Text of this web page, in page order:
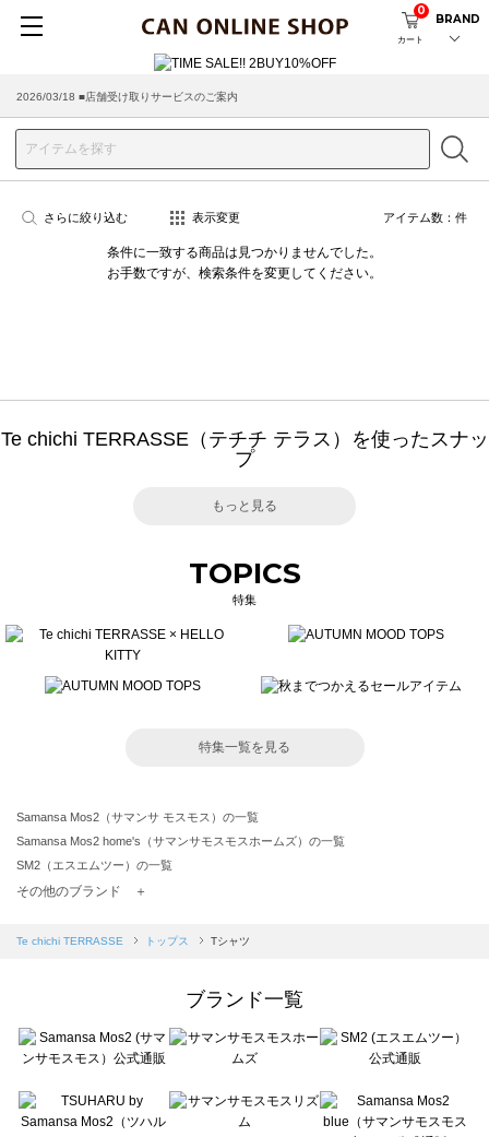
カート
0
BRAND
2026/03/18 ■店舗受け取りサービスのご案内
さらに絞り込む 表示変更 アイテム数： 件
条件に一致する商品は見つかりませんでした。
お手数ですが、検索条件を変更してください。
Te chichi TERRASSE（テチチ テラス）を使ったスナッ
プ
もっと見る
TOPICS
特集
特集一覧を見る
Samansa Mos2（サマンサ モスモス）の一覧
Samansa Mos2 home's（サマンサモスモスホームズ）の一覧
SM2（エスエムツー）の一覧
TSUHARU by Samansa Mos2（ツハルバイサマンサモスモス）の一覧
Samansa Mos2 blue（サマンサモスモス ブルー）の一覧
Te chichi（テチチ）の一覧
Te chichi CLASSIC（テチチ クラシック）の一覧
Lugnoncure（ルノンキュール）の一覧
BETTY'S BLUE（べティーズブルー）の一覧
その他のブランド ＋
Te chichi TERRASSE トップス Tシャツ
ブランド一覧